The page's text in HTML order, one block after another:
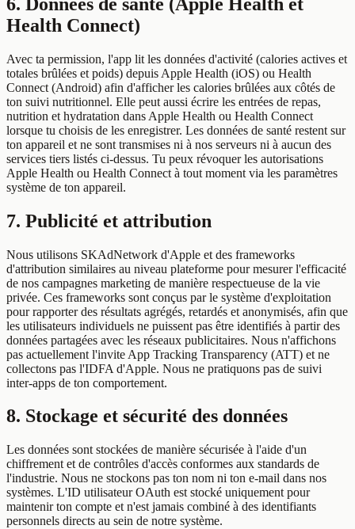
Health Connect)
Avec ta permission, l'app lit les données d'activité (calories actives et
totales brûlées et poids) depuis Apple Health (iOS) ou Health
Connect (Android) afin d'afficher les calories brûlées aux côtés de
ton suivi nutritionnel. Elle peut aussi écrire les entrées de repas,
nutrition et hydratation dans Apple Health ou Health Connect
lorsque tu choisis de les enregistrer. Les données de santé restent sur
ton appareil et ne sont transmises ni à nos serveurs ni à aucun des
services tiers listés ci-dessus. Tu peux révoquer les autorisations
Apple Health ou Health Connect à tout moment via les paramètres
système de ton appareil.
7. Publicité et attribution
Nous utilisons SKAdNetwork d'Apple et des frameworks
d'attribution similaires au niveau plateforme pour mesurer l'efficacité
de nos campagnes marketing de manière respectueuse de la vie
privée. Ces frameworks sont conçus par le système d'exploitation
pour rapporter des résultats agrégés, retardés et anonymisés, afin que
les utilisateurs individuels ne puissent pas être identifiés à partir des
données partagées avec les réseaux publicitaires. Nous n'affichons
pas actuellement l'invite App Tracking Transparency (ATT) et ne
collectons pas l'IDFA d'Apple. Nous ne pratiquons pas de suivi
inter-apps de ton comportement.
8. Stockage et sécurité des données
Les données sont stockées de manière sécurisée à l'aide d'un
chiffrement et de contrôles d'accès conformes aux standards de
l'industrie. Nous ne stockons pas ton nom ni ton e-mail dans nos
systèmes. L'ID utilisateur OAuth est stocké uniquement pour
maintenir ton compte et n'est jamais combiné à des identifiants
personnels directs au sein de notre système.